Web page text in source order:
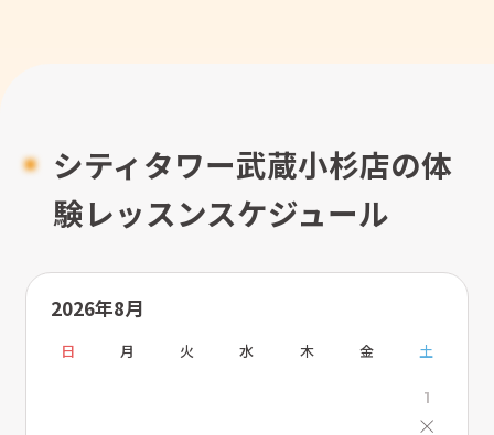
シティタワー武蔵小杉店の体
験レッスンスケジュール
2026年8月
日 月 火 水 木 金 土
1
×